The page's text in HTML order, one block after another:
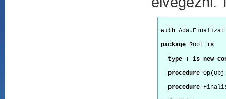
with
package Root is
type T is new
procedure
procedure